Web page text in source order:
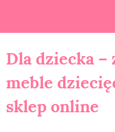
Dla dziecka –
meble
sklep online